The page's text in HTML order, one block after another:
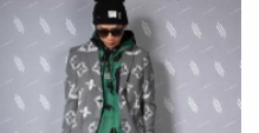
它渾然天成的休閒感。